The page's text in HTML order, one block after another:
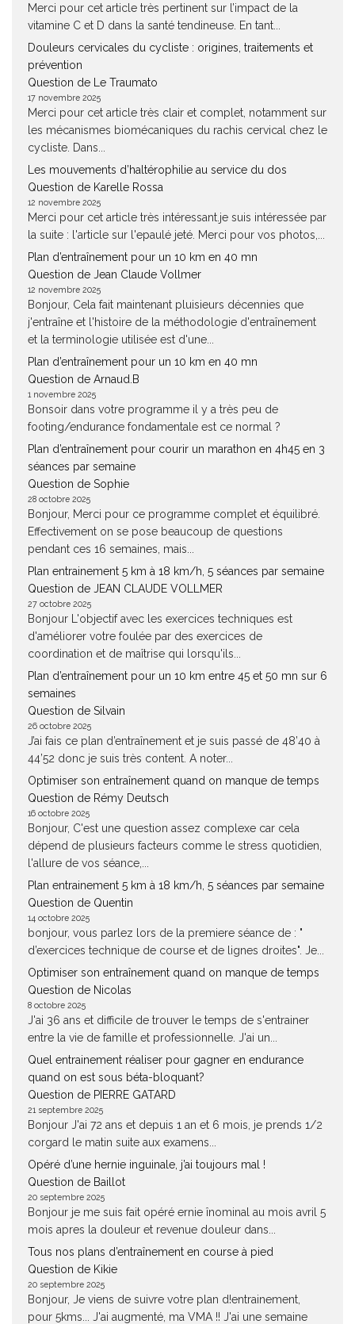
Merci pour cet article très pertinent sur l’impact de la
vitamine C et D dans la santé tendineuse. En tant...
Douleurs cervicales du cycliste : origines, traitements et
prévention
Question de Le Traumato
17 novembre 2025
Merci pour cet article très clair et complet, notamment sur
les mécanismes biomécaniques du rachis cervical chez le
cycliste. Dans...
Les mouvements d’haltérophilie au service du dos
Question de Karelle Rossa
12 novembre 2025
Merci pour cet article très intéressant.je suis intéressée par
la suite : l'article sur l'epaulé jeté. Merci pour vos photos,...
Plan d’entraînement pour un 10 km en 40 mn
Question de Jean Claude Vollmer
12 novembre 2025
Bonjour, Cela fait maintenant pluisieurs décennies que
j'entraîne et l'histoire de la méthodologie d'entraînement
et la terminologie utilisée est d'une...
Plan d’entraînement pour un 10 km en 40 mn
Question de Arnaud.B
1 novembre 2025
Bonsoir dans votre programme il y a très peu de
footing/endurance fondamentale est ce normal ?
Plan d’entraînement pour courir un marathon en 4h45 en 3
séances par semaine
Question de Sophie
28 octobre 2025
Bonjour, Merci pour ce programme complet et équilibré.
Effectivement on se pose beaucoup de questions
pendant ces 16 semaines, mais...
Plan entrainement 5 km à 18 km/h, 5 séances par semaine
Question de JEAN CLAUDE VOLLMER
27 octobre 2025
Bonjour L'objectif avec les exercices techniques est
d'améliorer votre foulée par des exercices de
coordination et de maîtrise qui lorsqu'ils...
Plan d’entraînement pour un 10 km entre 45 et 50 mn sur 6
semaines
Question de Silvain
26 octobre 2025
J’ai fais ce plan d’entraînement et je suis passé de 48’40 à
44’52 donc je suis très content. A noter...
Optimiser son entraînement quand on manque de temps
Question de Rémy Deutsch
16 octobre 2025
Bonjour, C'est une question assez complexe car cela
dépend de plusieurs facteurs comme le stress quotidien,
l'allure de vos séance,...
Plan entrainement 5 km à 18 km/h, 5 séances par semaine
Question de Quentin
14 octobre 2025
bonjour, vous parlez lors de la premiere séance de : "
d’exercices technique de course et de lignes droites". Je...
Optimiser son entraînement quand on manque de temps
Question de Nicolas
8 octobre 2025
J'ai 36 ans et difficile de trouver le temps de s'entrainer
entre la vie de famille et professionnelle. J'ai un...
Quel entrainement réaliser pour gagner en endurance
quand on est sous béta-bloquant?
Question de PIERRE GATARD
21 septembre 2025
Bonjour J'ai 72 ans et depuis 1 an et 6 mois, je prends 1/2
corgard le matin suite aux examens...
Opéré d’une hernie inguinale, j’ai toujours mal !
Question de Baillot
20 septembre 2025
Bonjour je me suis fait opéré ernie înominal au mois avril 5
mois apres la douleur et revenue douleur dans...
Tous nos plans d’entraînement en course à pied
Question de Kikie
20 septembre 2025
Bonjour, Je viens de suivre votre plan d!entrainement,
pour 5kms... J'ai augmenté, ma VMA !! J'ai une semaine